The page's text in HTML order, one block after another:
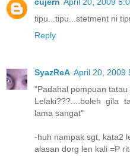
cujern April 20, 2009
tipu...tipu...stetment ni
Reply
SyazReA April 20, 2009
"Padahal pompuan
Lelaki???....boleh gila
lama sangat"
-huh nampak sgt, kata2
alasan dorg len kali =P